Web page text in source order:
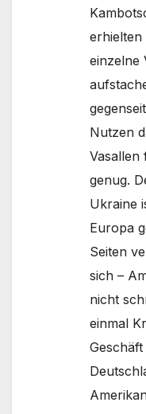
erhielten
einzelne
Nutzen
Vasallen
genug.
Ukraine
Europa
Seiten
sich –
nicht
einmal